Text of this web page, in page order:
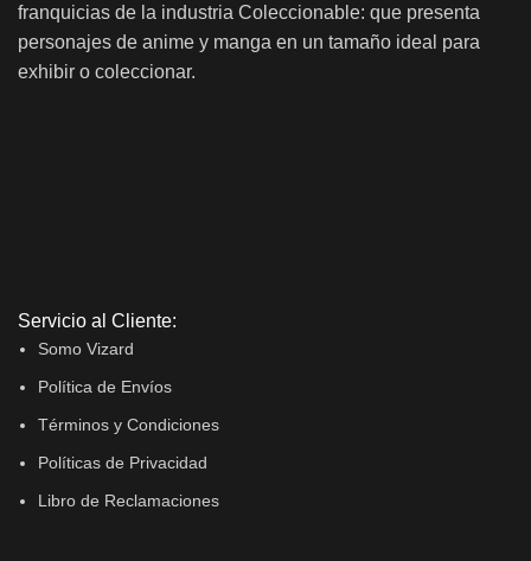
franquicias de la industria Coleccionable: que presenta
personajes de anime y manga en un tamaño ideal para
exhibir o coleccionar.
Servicio al Cliente:
Somo Vizard
Política de Envíos
Términos y Condiciones
Políticas de Privacidad
Libro de Reclamaciones